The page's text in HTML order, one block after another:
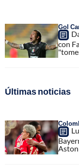
Gol
con
Últimas noticias